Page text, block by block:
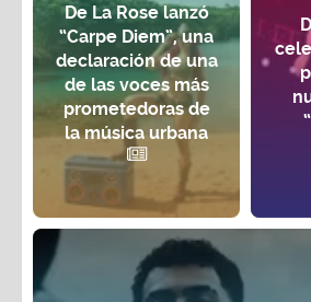
De La Rose lanzó
“Carpe Diem”, una
declaración de una
de las voces más
prometedoras de
la música urbana